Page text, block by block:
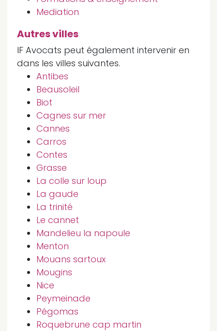
Mediation
Autres villes
IF Avocats peut également intervenir en
dans les villes suivantes.
Antibes
Beausoleil
Biot
Cagnes sur mer
Cannes
Carros
Contes
Grasse
La colle sur loup
La gaude
La trinité
Le cannet
Mandelieu la napoule
Menton
Mouans sartoux
Mougins
Nice
Peymeinade
Pégomas
Roquebrune cap martin